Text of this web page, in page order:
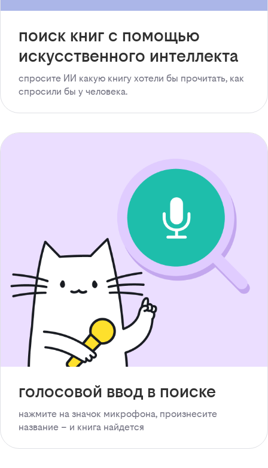
поиск книг с помощью
искусственного интеллекта
спросите ИИ какую книгу хотели бы прочитать, как
спросили бы у человека.
голосовой ввод в поиске
нажмите на значок микрофона, произнесите
название – и книга найдется